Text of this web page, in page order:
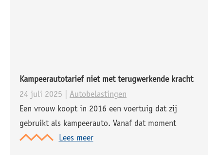
Kampeerautotarief niet met terugwerkende kracht
24 juli 2025 | Autobelastingen
Een vrouw koopt in 2016 een voertuig dat zij
gebruikt als kampeerauto. Vanaf dat moment
betaalt zij motorrijtuigenbelasting volgens het
Lees meer